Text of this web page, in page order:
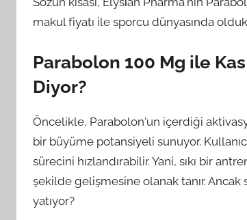
makul fiyatı ile sporcu dünyasında
Parabolon 100 Mg ile
Diyor?
Öncelikle, Parabolon'un içerdiği
bir büyüme potansiyeli sunuyor.
sürecini hızlandırabilir. Yani, sıkı bir
şekilde gelişmesine olanak tanır.
yatıyor?